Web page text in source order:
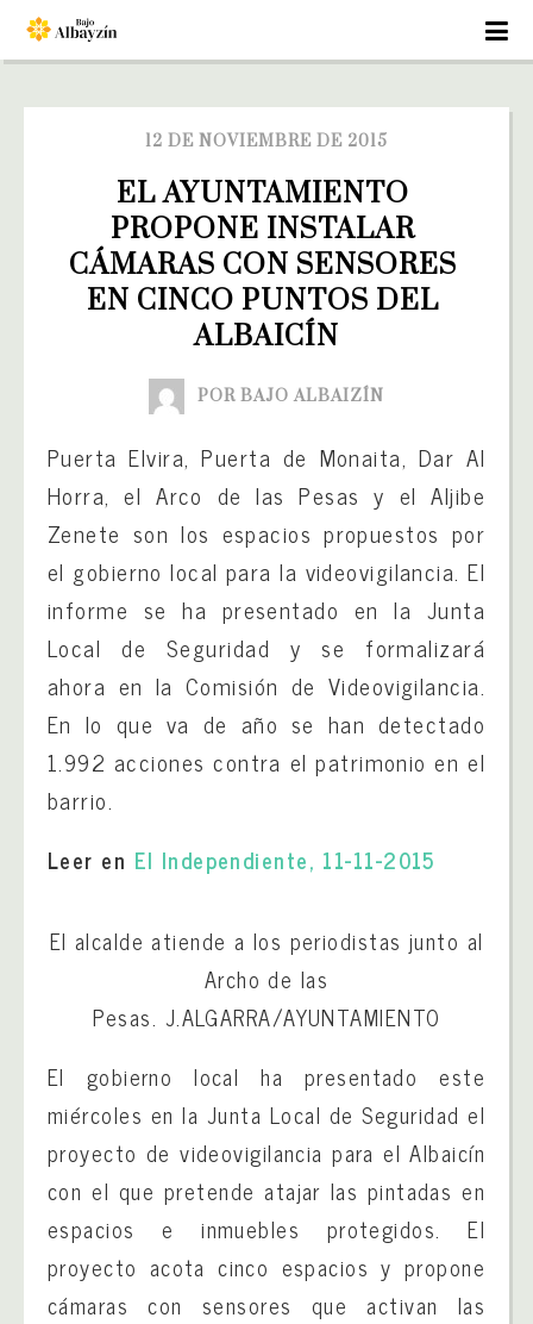
12 DE NOVIEMBRE DE 2015
EL AYUNTAMIENTO
PROPONE INSTALAR
CÁMARAS CON SENSORES
EN CINCO PUNTOS DEL
ALBAICÍN
POR BAJO ALBAIZÍN
Puerta Elvira, Puerta de Monaita, Dar Al
Horra, el Arco de las Pesas y el Aljibe
Zenete son los espacios propuestos por
el gobierno local para la videovigilancia. El
informe se ha presentado en la Junta
Local de Seguridad y se formalizará
ahora en la Comisión de Videovigilancia.
En lo que va de año se han detectado
1.992 acciones contra el patrimonio en el
barrio.
Leer en El Independiente, 11-11-2015
El alcalde atiende a los periodistas junto al
Archo de las
Pesas. J.ALGARRA/AYUNTAMIENTO
El gobierno local ha presentado este
miércoles en la Junta Local de Seguridad el
proyecto de videovigilancia para el Albaicín
con el que pretende atajar las pintadas en
espacios e inmuebles protegidos. El
proyecto acota cinco espacios y propone
cámaras con sensores que activan las